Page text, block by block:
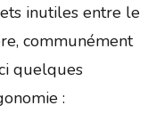
inutiles entre le
communément
quelques
: